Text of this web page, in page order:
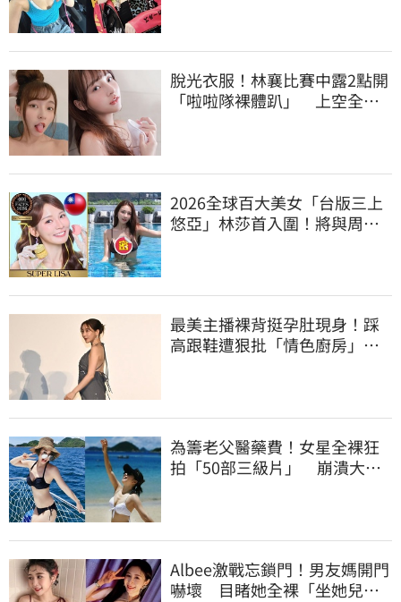
脫光衣服！林襄比賽中露2點開
「啦啦隊裸體趴」 上空全裸
2026全球百大美女「台版三上
悠亞」林莎首入圍！將與周子
最美主播裸背挺孕肚現身！踩
高跟鞋遭狠批「情色廚房」：
為籌老父醫藥費！女星全裸狂
拍「50部三級片」 崩潰大
Albee激戰忘鎖門！男友媽開門
嚇壞 目睹她全裸「坐她兒子